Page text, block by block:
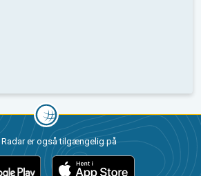
Radar er også tilgængelig på